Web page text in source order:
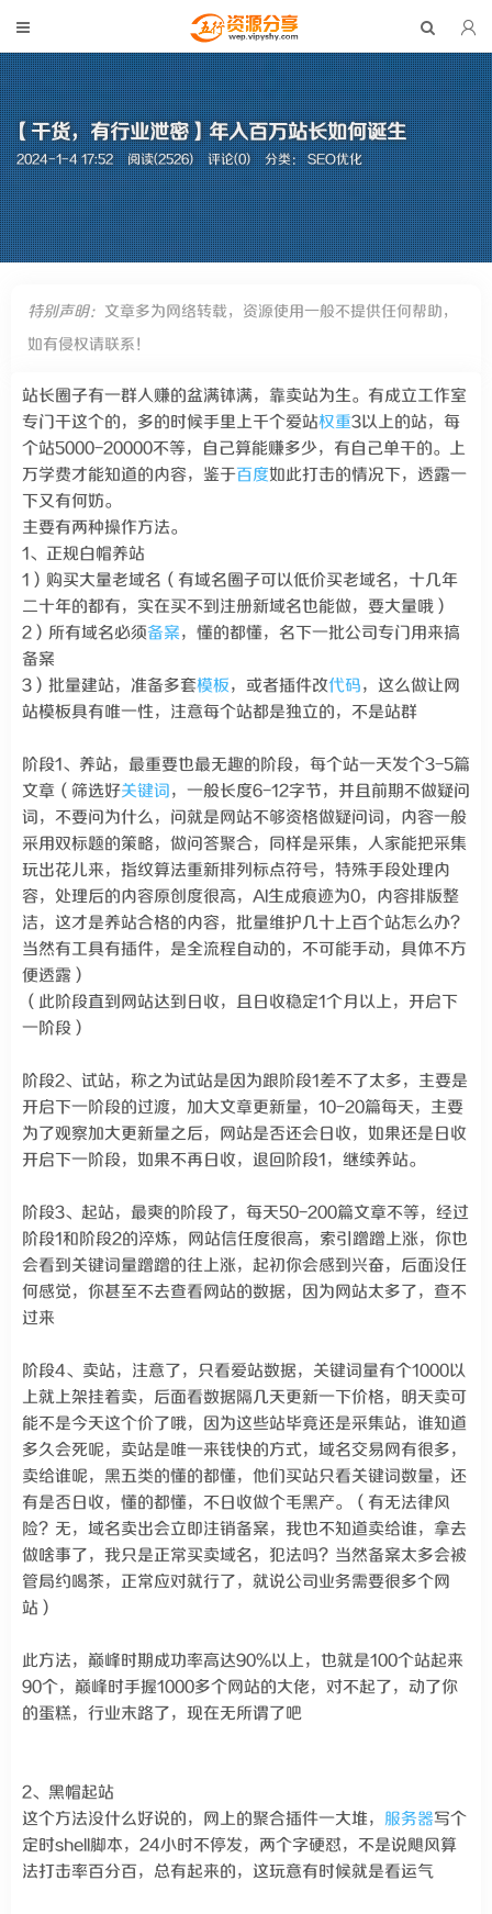
【干货，有行业泄密】年入百万站长如何诞生
2024-1-4 17:52 阅读(2526) 评论(0) 分类：SEO优化
特别声明： 文章多为网络转载，资源使用一般不提供任何帮助，
如有侵权请联系！
站长圈子有一群人赚的盆满钵满，靠卖站为生。有成立工作室
专门干这个的，多的时候手里上千个爱站权重3以上的站，每
个站5000-20000不等，自己算能赚多少，有自己单干的。上
万学费才能知道的内容，鉴于百度如此打击的情况下，透露一
下又有何妨。
主要有两种操作方法。
1、正规白帽养站
1）购买大量老域名（有域名圈子可以低价买老域名，十几年
二十年的都有，实在买不到注册新域名也能做，要大量哦）
2）所有域名必须备案，懂的都懂，名下一批公司专门用来搞
备案
3）批量建站，准备多套模板，或者插件改代码，这么做让网
站模板具有唯一性，注意每个站都是独立的，不是站群
阶段1、养站，最重要也最无趣的阶段，每个站一天发个3-5篇
文章（筛选好关键词，一般长度6-12字节，并且前期不做疑问
词，不要问为什么，问就是网站不够资格做疑问词，内容一般
采用双标题的策略，做问答聚合，同样是采集，人家能把采集
玩出花儿来，指纹算法重新排列标点符号，特殊手段处理内
容，处理后的内容原创度很高，AI生成痕迹为0，内容排版整
洁，这才是养站合格的内容，批量维护几十上百个站怎么办？
当然有工具有插件，是全流程自动的，不可能手动，具体不方
便透露）
（此阶段直到网站达到日收，且日收稳定1个月以上，开启下
一阶段）
阶段2、试站，称之为试站是因为跟阶段1差不了太多，主要是
开启下一阶段的过渡，加大文章更新量，10-20篇每天，主要
为了观察加大更新量之后，网站是否还会日收，如果还是日收
开启下一阶段，如果不再日收，退回阶段1，继续养站。
阶段3、起站，最爽的阶段了，每天50-200篇文章不等，经过
阶段1和阶段2的淬炼，网站信任度很高，索引蹭蹭上涨，你也
会看到关键词量蹭蹭的往上涨，起初你会感到兴奋，后面没任
何感觉，你甚至不去查看网站的数据，因为网站太多了，查不
过来
阶段4、卖站，注意了，只看爱站数据，关键词量有个1000以
上就上架挂着卖，后面看数据隔几天更新一下价格，明天卖可
能不是今天这个价了哦，因为这些站毕竟还是采集站，谁知道
多久会死呢，卖站是唯一来钱快的方式，域名交易网有很多，
卖给谁呢，黑五类的懂的都懂，他们买站只看关键词数量，还
有是否日收，懂的都懂，不日收做个毛黑产。（有无法律风
险？无，域名卖出会立即注销备案，我也不知道卖给谁，拿去
做啥事了，我只是正常买卖域名，犯法吗？当然备案太多会被
管局约喝茶，正常应对就行了，就说公司业务需要很多个网
站）
此方法，巅峰时期成功率高达90%以上，也就是100个站起来
90个，巅峰时手握1000多个网站的大佬，对不起了，动了你
的蛋糕，行业末路了，现在无所谓了吧
2、黑帽起站
这个方法没什么好说的，网上的聚合插件一大堆， 服务器写个
定时shell脚本，24小时不停发，两个字硬怼，不是说飓风算
法打击率百分百，总有起来的，这玩意有时候就是看运气